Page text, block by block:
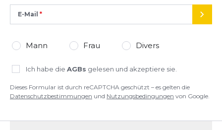
auf alles Wichtige, ohne abzubremsen
Für wen geeignet?
fürambitionierte Trail- und Ultraläufer
50 km, 100 km oder mehr – diese Laufweste bietet
auch extreme Distanzen souverän zu meistern.
Mit demSalomon S/LAB Ultra 10 Setbist du
Google.
E-Mail
Mann Frau Divers
Ich habe die AGBs gelesen und akzeptiere sie.
Dieses Formular ist durch reCAPTCHA geschützt – es gelten die
Datenschutzbestimmungen und Nutzungsbedingungen von Google.